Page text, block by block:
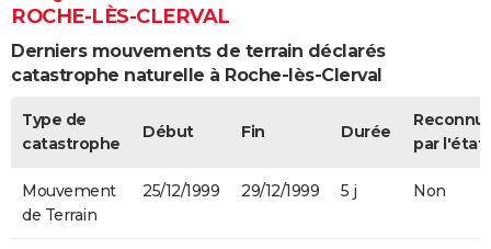
ROCHE-LÈS-CLERVAL
Derniers mouvements de terrain déclarés
catastrophe naturelle à Roche-lès-Clerval
Type de
catastrophe
Début Fin Durée
par l'état
Mouvement
de Terrain
25/12/1999 29/12/1999 5 j Non